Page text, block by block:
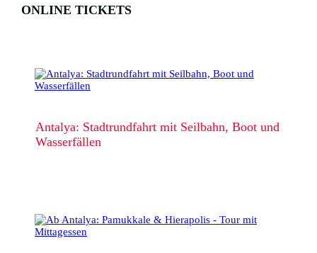
ONLINE TICKETS
Antalya: Stadtrundfahrt mit Seilbahn, Boot und
Wasserfällen